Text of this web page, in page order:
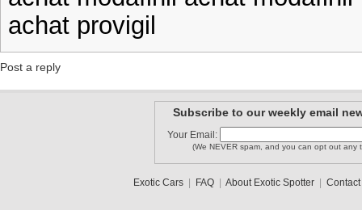
achat provigil
Post a reply
Subscribe to our weekly email
Your Email:
(We NEVER spam, and you can opt out any
Exotic Cars| FAQ| About Exotic Spotter| Contact